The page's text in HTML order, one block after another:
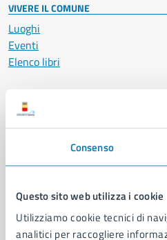
Consenso
Questo sito web utilizza i cookie
Utilizziamo cookie tecnici di
analitici per raccogliere
VIVERE IL COMUNE
Luoghi
Eventi
Elenco libri
CONTATTI
Palazzo San Giacomo, Piazza
CF: 80014890638
LEI: 8156007FF4DEB97ABA09